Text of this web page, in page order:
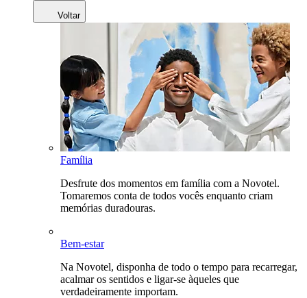
Voltar
Família
Desfrute dos momentos em família com a Novotel.
Tomaremos conta de todos vocês enquanto criam
memórias duradouras.
Bem-estar
Na Novotel, disponha de todo o tempo para recarregar,
acalmar os sentidos e ligar-se àqueles que
verdadeiramente importam.